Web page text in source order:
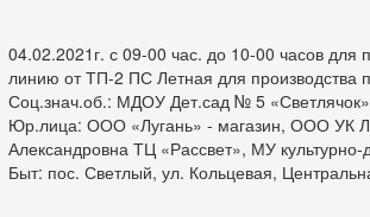
04.02.2021г. с 09-00 час. до 10-00 часов
линию от ТП-2 ПС Летная для
Соц.знач.об.: МДОУ Дет.сад № 5
Юр.лица: ООО «Лугань» - магазин, ООО УК
Александровна ТЦ «Рассвет», МУ
Быт: пос. Светлый, ул. Кольцевая,